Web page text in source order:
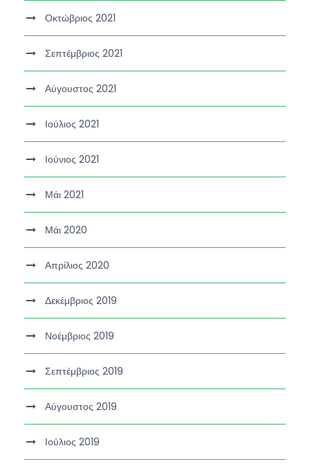
Οκτώβριος 2021
Σεπτέμβριος 2021
Αύγουστος 2021
Ιούλιος 2021
Ιούνιος 2021
Μάι 2021
Μάι 2020
Απρίλιος 2020
Δεκέμβριος 2019
Νοέμβριος 2019
Σεπτέμβριος 2019
Αύγουστος 2019
Ιούλιος 2019